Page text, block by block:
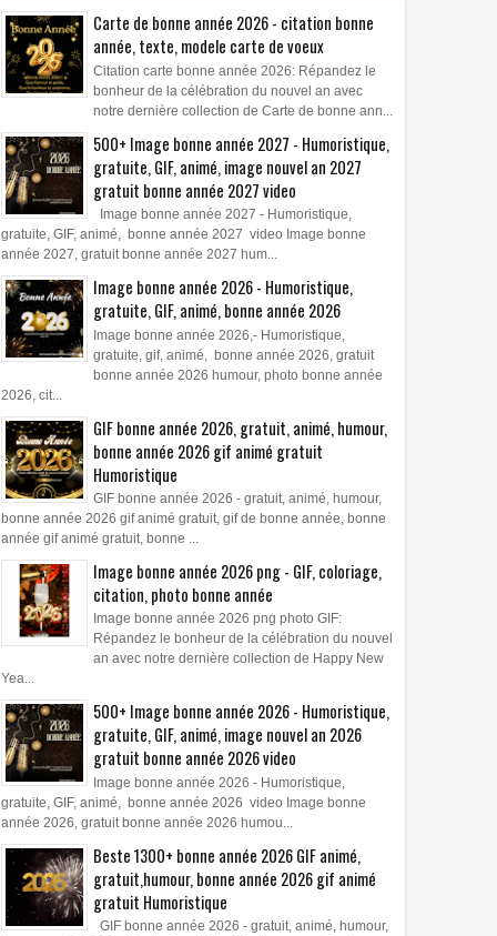
Carte de bonne année 2026 - citation bonne
année, texte, modele carte de voeux
Citation carte bonne année 2026: Répandez le
bonheur de la célébration du nouvel an avec
notre dernière collection de Carte de bonne ann...
500+ Image bonne année 2027 - Humoristique,
gratuite, GIF, animé, image nouvel an 2027
gratuit bonne année 2027 video
Image bonne année 2027 - Humoristique,
gratuite, GIF, animé, bonne année 2027 video Image bonne
année 2027, gratuit bonne année 2027 hum...
Image bonne année 2026 - Humoristique,
gratuite, GIF, animé, bonne année 2026
Image bonne année 2026,- Humoristique,
gratuite, gif, animé, bonne année 2026, gratuit
bonne année 2026 humour, photo bonne année
2026, cit...
GIF bonne année 2026, gratuit, animé, humour,
bonne année 2026 gif animé gratuit
Humoristique
GIF bonne année 2026 - gratuit, animé, humour,
bonne année 2026 gif animé gratuit, gif de bonne année, bonne
année gif animé gratuit, bonne ...
Image bonne année 2026 png - GIF, coloriage,
citation, photo bonne année
Image bonne année 2026 png photo GIF:
Répandez le bonheur de la célébration du nouvel
an avec notre dernière collection de Happy New
Yea...
500+ Image bonne année 2026 - Humoristique,
gratuite, GIF, animé, image nouvel an 2026
gratuit bonne année 2026 video
Image bonne année 2026 - Humoristique,
gratuite, GIF, animé, bonne année 2026 video Image bonne
année 2026, gratuit bonne année 2026 humou...
Beste 1300+ bonne année 2026 GIF animé,
gratuit,humour, bonne année 2026 gif animé
gratuit Humoristique
GIF bonne année 2026 - gratuit, animé, humour,